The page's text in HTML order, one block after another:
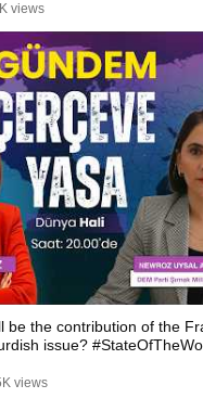
views
be the contribution of the
issue?
views